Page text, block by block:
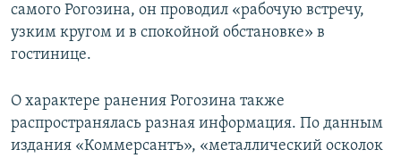
самого Рогозина, он проводил «рабочую встречу,
узким кругом и в спокойной обстановке» в
гостинице.
О характере ранения Рогозина также
распространялась разная информация. По данным
издания «Коммерсантъ», «металлический осколок